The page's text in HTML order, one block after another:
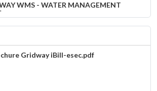
WMS - WATER MANAGEMENT
Group su delibere ARERA
R/idr) e 637/2023/R/idr, Metodo
idrico (MTI-4) e nuovi criteri di
Gridway iBill-esec.pdf